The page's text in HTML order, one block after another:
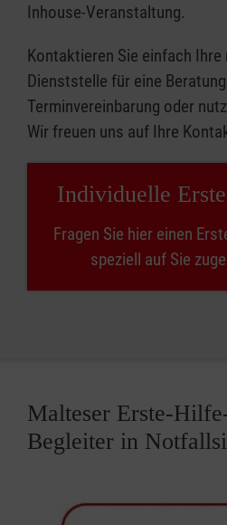
Inhouse-Veranstaltung.
Kontaktieren Sie einfach
Dienststelle für eine
Terminvereinbarung oder
Wir freuen uns auf Ihre
Individuelle
Fragen Sie hier einen
speziell auf Sie
Malteser Erste-
Begleiter in